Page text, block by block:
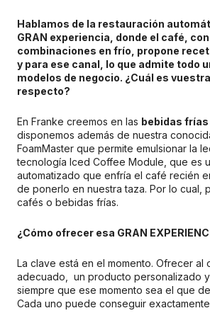
Hablamos de la restauración
GRAN experiencia, donde el café,
combinaciones en frío, propone
y para ese canal, lo que admite todo
modelos de negocio. ¿Cuál es
respecto?
En Franke creemos en las bebidas frías
disponemos además de nuestra
FoamMaster que permite emulsionar la
tecnología Iced Coffee Module, que es
automatizado que enfría el café recién
de ponerlo en nuestra taza. Por lo cual,
cafés o bebidas frías.
¿Cómo ofrecer esa GRAN
La clave está en el momento. Ofrecer al
adecuado, un producto personalizado
siempre que ese momento sea el que
Cada uno puede conseguir